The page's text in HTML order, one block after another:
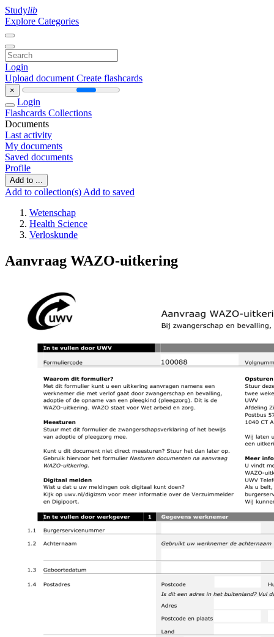
Studylib
Explore Categories
Login
Upload document Create flashcards
×
Login
Flashcards Collections
Documents
Last activity
My documents
Saved documents
Profile
Add to ...
Add to collection(s) Add to saved
Wetenschap
Health Science
Verloskunde
Aanvraag WAZO-uitkering